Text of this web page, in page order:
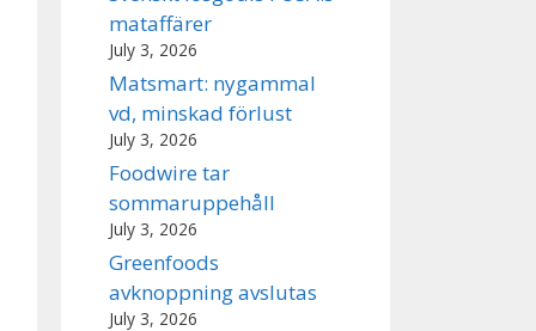
mataffärer
July 3, 2026
Matsmart: nygammal
vd, minskad förlust
July 3, 2026
Foodwire tar
sommaruppehåll
July 3, 2026
Greenfoods
avknoppning avslutas
July 3, 2026